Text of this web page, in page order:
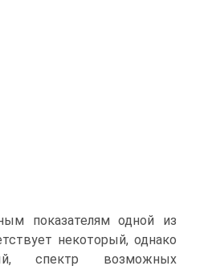
показате­лям одной из
некоторый, однако
спектр возможных